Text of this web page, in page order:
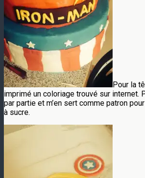
Pour la
imprimé un coloriage trouvé sur internet.
par partie et m’en sert comme patron
à sucre.